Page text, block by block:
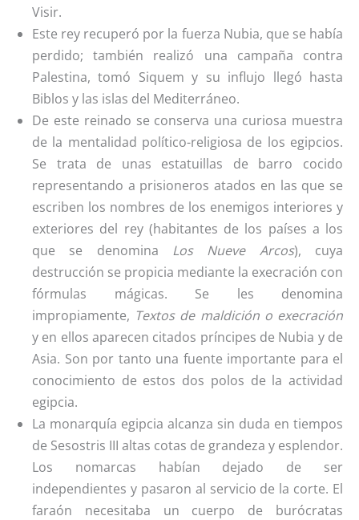
Visir.
Este rey recuperó por la fuerza Nubia, que se había
perdido; también realizó una campaña contra
Palestina, tomó Siquem y su influjo llegó hasta
Biblos y las islas del Mediterráneo.
De este reinado se conserva una curiosa muestra
de la mentalidad político-religiosa de los egipcios.
Se trata de unas estatuillas de barro cocido
representando a prisioneros atados en las que se
escriben los nombres de los enemigos interiores y
exteriores del rey (habitantes de los países a los
que se denomina Los Nueve Arcos), cuya
destrucción se propicia mediante la execración con
fórmulas mágicas. Se les denomina
impropiamente, Textos de maldición o execración
y en ellos aparecen citados príncipes de Nubia y de
Asia. Son por tanto una fuente importante para el
conocimiento de estos dos polos de la actividad
egipcia.
La monarquía egipcia alcanza sin duda en tiempos
de Sesostris III altas cotas de grandeza y esplendor.
Los nomarcas habían dejado de ser
independientes y pasaron al servicio de la corte. El
faraón necesitaba un cuerpo de burócratas